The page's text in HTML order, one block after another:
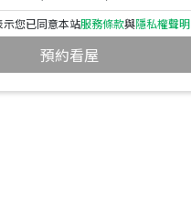
示您已同意本站服務條款與隱私權聲明
預約看屋